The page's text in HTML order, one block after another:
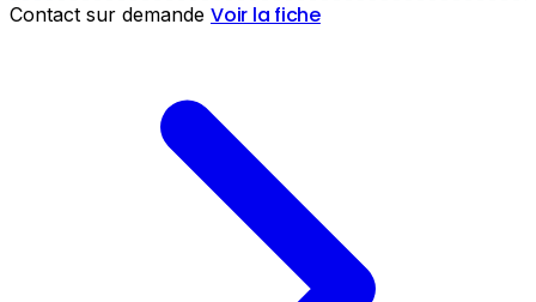
Contact sur demande Voir la fiche